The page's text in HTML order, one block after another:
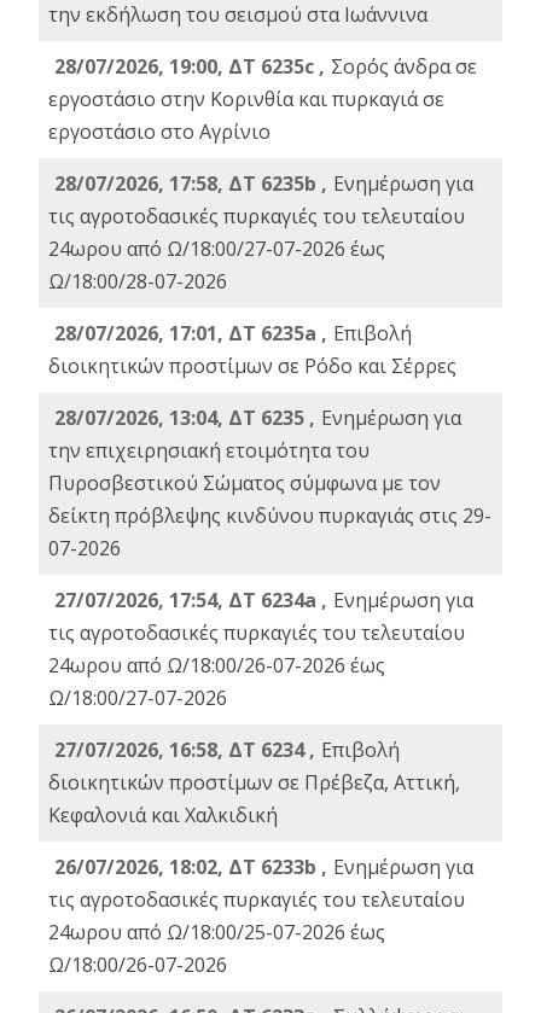
την εκδήλωση του σεισμού στα Ιωάννινα
28/07/2026, 19:00, ΔΤ 6235c , Σορός άνδρα σε
εργοστάσιο στην Κορινθία και πυρκαγιά σε
εργοστάσιο στο Αγρίνιο
28/07/2026, 17:58, ΔΤ 6235b , Ενημέρωση για
τις αγροτοδασικές πυρκαγιές του τελευταίου
24ωρου από Ω/18:00/27-07-2026 έως
Ω/18:00/28-07-2026
28/07/2026, 17:01, ΔΤ 6235a , Eπιβολή
διοικητικών προστίμων σε Ρόδο και Σέρρες
28/07/2026, 13:04, ΔΤ 6235 , Ενημέρωση για
την επιχειρησιακή ετοιμότητα του
Πυροσβεστικού Σώματος σύμφωνα με τον
δείκτη πρόβλεψης κινδύνου πυρκαγιάς στις 29-
07-2026
27/07/2026, 17:54, ΔΤ 6234a , Ενημέρωση για
τις αγροτοδασικές πυρκαγιές του τελευταίου
24ωρου από Ω/18:00/26-07-2026 έως
Ω/18:00/27-07-2026
27/07/2026, 16:58, ΔΤ 6234 , Eπιβολή
διοικητικών προστίμων σε Πρέβεζα, Αττική,
Κεφαλονιά και Χαλκιδική
26/07/2026, 18:02, ΔΤ 6233b , Ενημέρωση για
τις αγροτοδασικές πυρκαγιές του τελευταίου
24ωρου από Ω/18:00/25-07-2026 έως
Ω/18:00/26-07-2026